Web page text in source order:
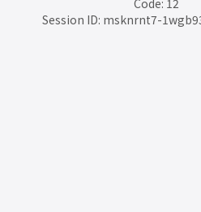
Code: 12
Session ID: msknrnt7-